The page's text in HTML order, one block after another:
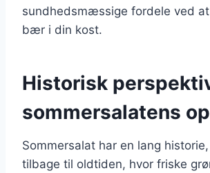
sundhedsmæssige fordele ved
bær i din kost.
Historisk
sommersalatens
Sommersalat har en lang
tilbage til oldtiden, hvor friske